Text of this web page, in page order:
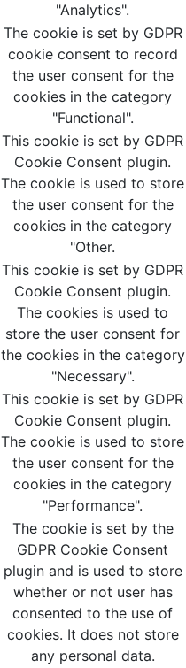
"Analytics".
The cookie is set by GDPR
cookie consent to record
the user consent for the
cookies in the category
"Functional".
This cookie is set by GDPR
Cookie Consent plugin.
The cookie is used to store
the user consent for the
cookies in the category
"Other.
This cookie is set by GDPR
Cookie Consent plugin.
The cookies is used to
store the user consent for
the cookies in the category
"Necessary".
This cookie is set by GDPR
Cookie Consent plugin.
The cookie is used to store
the user consent for the
cookies in the category
"Performance".
The cookie is set by the
GDPR Cookie Consent
plugin and is used to store
whether or not user has
consented to the use of
cookies. It does not store
any personal data.